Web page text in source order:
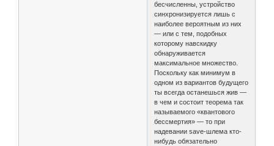
бесчисленны, устройство
синхронизируется лишь с
наиболее вероятным из них
— или с тем, подобных
которому навскидку
обнаруживается
максимальное множество.
Поскольку как минимум в
одном из вариантов будущего
ты всегда останешься жив —
в чем и состоит теорема так
называемого «квантового
бессмертия» — то при
надевании save-шлема кто-
нибудь обязательно